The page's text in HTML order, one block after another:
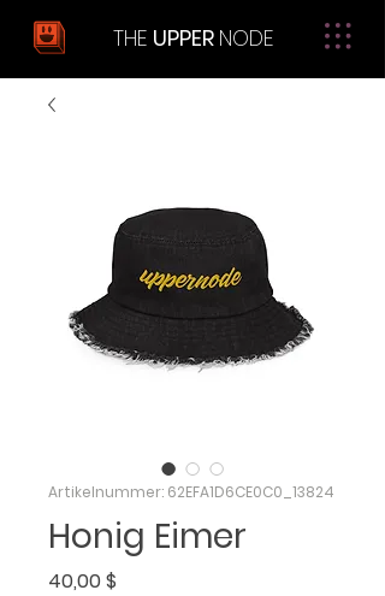
THE UPPER NODE
Artikelnummer: 62EFA1D6CE0C0_13824
Honig Eimer
40,00 $